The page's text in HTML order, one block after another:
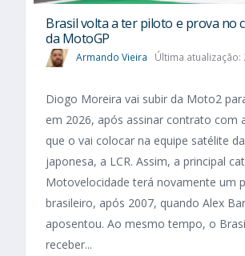
Brasil volta a ter piloto e prova no
da MotoGP
Armando Vieira Última atualização:
Diogo Moreira vai subir da Moto2
em 2026, após assinar contrato com
que o vai colocar na equipe satélite
japonesa, a LCR. Assim, a principal
Motovelocidade terá novamente um
brasileiro, após 2007, quando Alex
aposentou. Ao mesmo tempo, o
receber...